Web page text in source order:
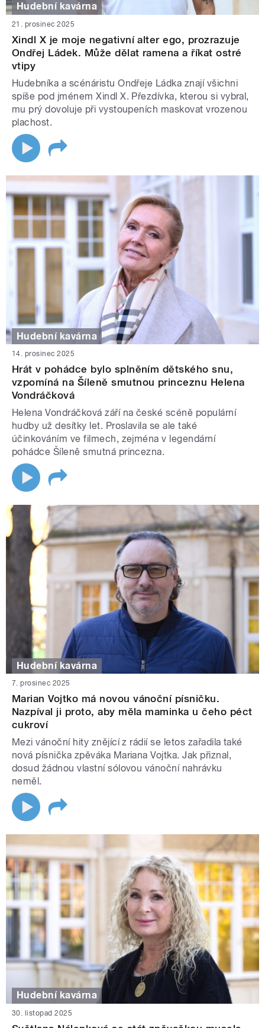
Hudební kavárna
21. prosinec 2025
Xindl X je moje negativní alter ego, prozrazuje
Ondřej Ládek. Může dělat ramena a říkat ostré
vtipy
Hudebníka a scénáristu Ondřeje Ládka znají všichni
spíše pod jménem Xindl X. Přezdívka, kterou si vybral,
mu prý dovoluje při vystoupeních maskovat vrozenou
plachost.
Hudební kavárna
14. prosinec 2025
Hrát v pohádce bylo splněním dětského snu,
vzpomíná na Šíleně smutnou princeznu Helena
Vondráčková
Helena Vondráčková září na české scéně populární
hudby už desítky let. Proslavila se ale také
účinkováním ve filmech, zejména v legendární
pohádce Šíleně smutná princezna.
Hudební kavárna
7. prosinec 2025
Marian Vojtko má novou vánoční písničku.
Nazpíval ji proto, aby měla maminka u čeho péct
cukroví
Mezi vánoční hity znějící z rádií se letos zařadila také
nová písnička zpěváka Mariana Vojtka. Jak přiznal,
dosud žádnou vlastní sólovou vánoční nahrávku
neměl.
Hudební kavárna
30. listopad 2025